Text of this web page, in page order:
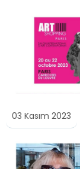
03 Kasım 2023